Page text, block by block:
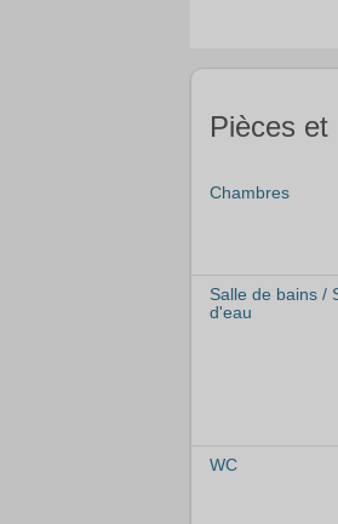
Pièces et
Chambres
Salle de bains /
d'eau
WC